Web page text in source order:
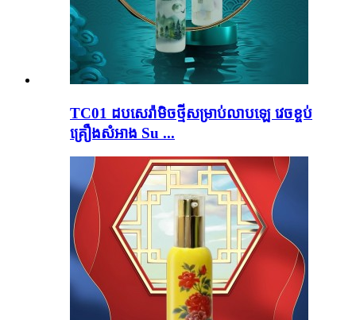
TC01 ដបសេរ៉ាមិចថ្មីសម្រាប់លាបឡេ វេចខ្ចប់
គ្រឿងសំអាង Su ...